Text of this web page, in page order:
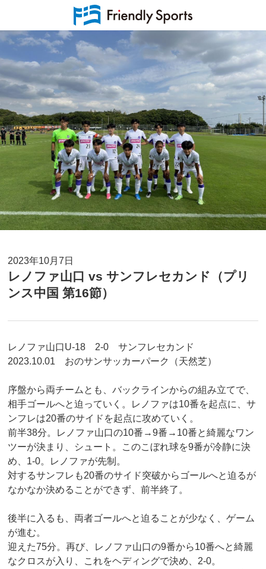
2023年10月7日
レノファ山口 vs サンフレセカンド（プリ
ンス中国 第16節）
レノファ山口U-18 2-0 サンフレセカンド
2023.10.01 おのサンサッカーパーク（天然芝）
序盤から両チームとも、バックラインからの組み立てで、
相手ゴールへと迫っていく。レノファは10番を起点に、サ
ンフレは20番のサイドを起点に攻めていく。
前半38分。レノファ山口の10番→9番→10番と綺麗なワン
ツーが決まり、シュート。このこぼれ球を9番が冷静に決
め、1-0。レノファが先制。
対するサンフレも20番のサイド突破からゴールへと迫るが
なかなか決めることができず、前半終了。
後半に入るも、両者ゴールへと迫ることが少なく、ゲーム
が進む。
迎えた75分。再び、レノファ山口の9番から10番へと綺麗
なクロスが入り、これをヘディングで決め、2-0。